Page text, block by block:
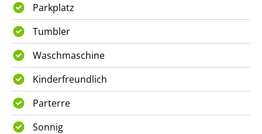
Parkplatz
Tumbler
Waschmaschine
Kinderfreundlich
Parterre
Sonnig